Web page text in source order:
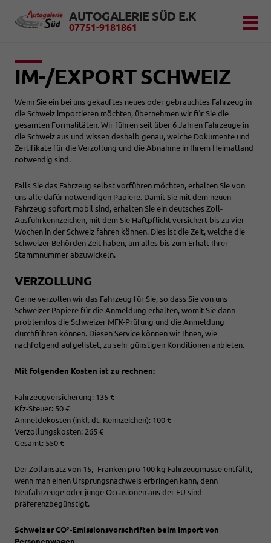
AUTOGALERIE SÜD E.K
07751-9181861
IM-/EXPORT SCHWEIZ
Wenn Sie ein bei uns gekauftes neues oder gebrauchtes Fahrzeug in
die Schweiz importieren möchten, übernehmen wir für Sie die
gesamten Formalitäten. Wir führen seit über 6 Jahren Fahrzeuge in
die Schweiz aus und wissen deshalb genau, welche Dokumente und
Zertifikate für die Verzollung und die Abnahme in Ihrem Heimatland
notwendig sind.
Falls Sie das Fahrzeug selbst vorführen möchten, erhalten Sie von
uns alle dafür notwendigen Papiere. Damit Sie mit dem neuen
Fahrzeug sofort mobil sind, erhalten Sie ein deutsches Zoll-
Ausfuhrkennzeichen, mit dem Sie Haftpflicht versichert bis zu vier
Wochen in der Schweiz fahren können. Dies ist die Zeit, welche die
Schweizer Behörden Zeit haben, um alles bis zum Erhalt Ihrer
Stammnummer abzuwickeln.
VERZOLLUNG
Gerne verzollen wir das Fahrzeug für Sie, so dass Sie von uns
Schweizer Papiere für die Anmeldung erhalten, womit Sie dann
problemlos die Schweizer MFK-Prüfung und die Anmeldung
durchführen können. Diesen Service können wir Ihnen, wie
nachfolgend aufgelistet, zu sehr günstigen Konditionen anbieten.
Mit folgenden Kosten ist zu rechnen:
Fahrzeugversicherung: 135 €
Kfz-Steuer: 50 €
Anmeldekosten (inkl. dt. Kennzeichen): 100 €
Verzollungskosten: 265 €
Gesamt: 550 €
Der Zollansatz von 15,- Franken pro 100 kg Fahrzeugmasse entfällt,
wenn man einen Ursprungsnachweis erbringen kann, denn
Neufahrzeuge oder junge Occasionen aus der EU sind
präferenzbegünstigt.
Schweizer CO²-Emissionsvorschriften beim Import von
Personenwagen